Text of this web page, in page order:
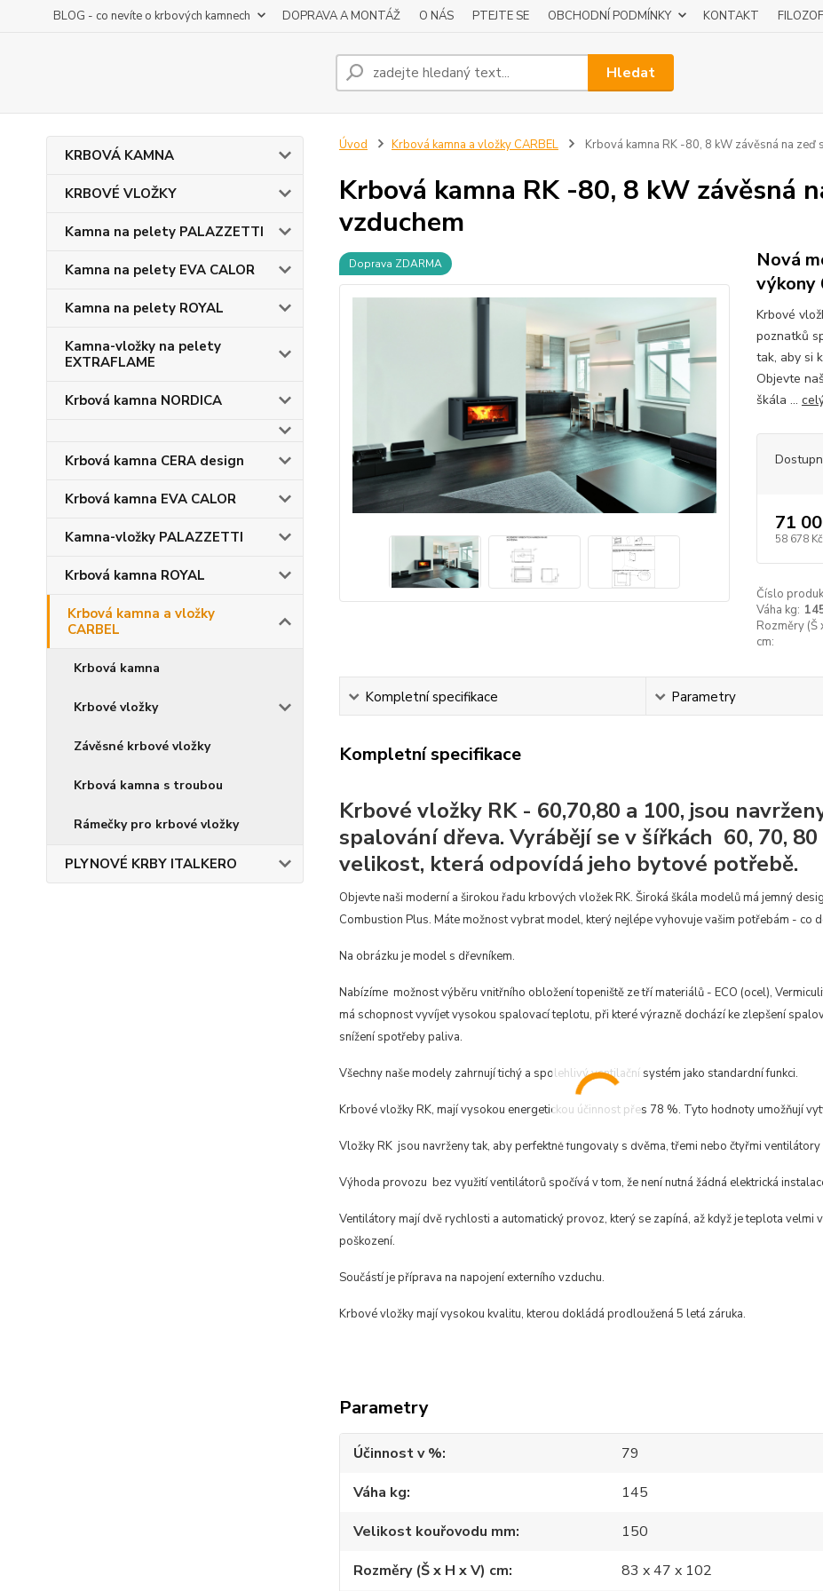
BLOG - co nevíte o krbových kamnech DOPRAVA A MONTÁŽ O NÁS PTEJTE SE OBCHODNÍ PODMÍNKY KONTAKT
Hledat
KRBOVÁ KAMNA
KRBOVÉ VLOŽKY
Kamna na pelety PALAZZETTI
Kamna na pelety EVA CALOR
Kamna na pelety ROYAL
Kamna-vložky na pelety
EXTRAFLAME
Krbová kamna NORDICA
Krbová kamna CERA design
Krbová kamna EVA CALOR
Kamna-vložky PALAZZETTI
Krbová kamna ROYAL
Krbová kamna a vložky
CARBEL
Krbová kamna
Krbové vložky
Závěsné krbové vložky
Krbová kamna s troubou
Rámečky pro krbové vložky
PLYNOVÉ KRBY ITALKERO
Úvod Krbová kamna a vložky CARBEL Krbová kamna RK -80, 8 kW závěsná na zeď
Krbová kamna RK -80, 8 kW závěsná
vzduchem
Doprava ZDARMA
Nová
výkony
Krbové
poznatků
tak, aby si
Objevte
škála ...
71
58 678 Kč
Číslo
Váha kg:
Rozměry (Š
cm:
Kompletní specifikace Parametry
Kompletní specifikace
Krbové vložky RK - 60,70,80 a 100, jsou
spalování dřeva. Vyrábějí se v šířkách 60, 70,
velikost, která odpovídá jeho bytové potřebě.
Objevte naši moderní a širokou řadu krbových vložek RK. Široká škála modelů má jemný
Combustion Plus. Máte možnost vybrat model, který nejlépe vyhovuje vašim potřebám - co
Na obrázku je model s dřevníkem.
Nabízíme možnost výběru vnitřního obložení topeniště ze tří materiálů - ECO (ocel),
má schopnost vyvíjet vysokou spalovací teplotu, při které výrazně dochází ke zlepšení
snížení spotřeby paliva.
Všechny naše modely zahrnují tichý a spolehlivý ventilační systém jako standardní funkci.
Krbové vložky RK, mají vysokou energetickou účinnost přes 78 %. Tyto hodnoty umožňují
Vložky RK jsou navrženy tak, aby perfektně fungovaly s dvěma, třemi nebo čtyřmi
Výhoda provozu bez využití ventilátorů spočívá v tom, že není nutná žádná elektrická
Ventilátory mají dvě rychlosti a automatický provoz, který se zapíná, až když je teplota
poškození.
Součástí je příprava na napojení externího vzduchu.
Krbové vložky mají vysokou kvalitu, kterou dokládá prodloužená 5 letá záruka.
Parametry
Účinnost v %
79
Váha kg
145
Velikost kouřovodu mm
150
Rozměry (Š x H x V) cm
83 x 47 x 102